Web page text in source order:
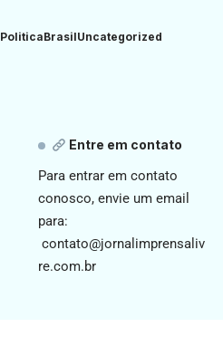
PoliticaBrasilUncategorized
Entre em contato
Para entrar em contato
conosco, envie um email
para:
contato@jornalimprensaliv
re.com.br